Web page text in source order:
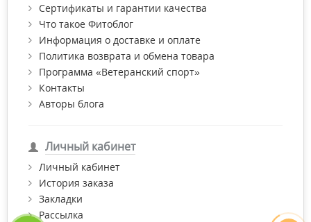
Сертификаты и гарантии качества
Что такое Фитоблог
Информация о доставке и оплате
Политика возврата и обмена товара
Программа «Ветеранский спорт»
Контакты
Авторы блога
Личный кабинет
Личный кабинет
История заказа
Закладки
Рассылка